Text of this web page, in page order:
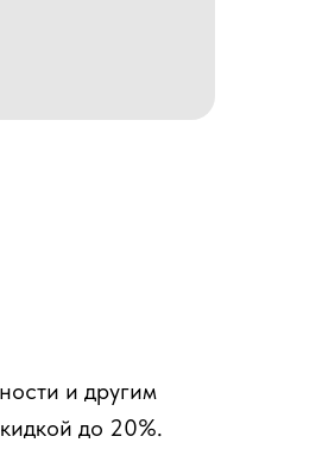
и другим
до 20%.